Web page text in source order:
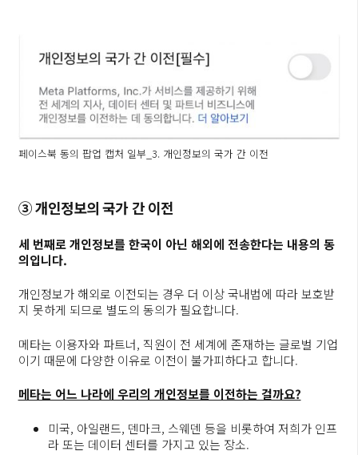
페이스북 동의 팝업 캡처 일부_3. 개인정보의 국가 간 이전
③ 개인정보의 국가 간 이전
세 번째로 개인정보를 한국이 아닌 해외에 전송한다는 내용의 동
의입니다.
개인정보가 해외로 이전되는 경우 더 이상 국내법에 따라 보호받
지 못하게 되므로 별도의 동의가 필요합니다.
메타는 이용자와 파트너, 직원이 전 세계에 존재하는 글로벌 기업
이기 때문에 다양한 이유로 이전이 불가피하다고 합니다.
메타는 어느 나라에 우리의 개인정보를 이전하는 걸까요?
미국, 아일랜드, 덴마크, 스웨덴 등을 비롯하여 저희가 인프
라 또는 데이터 센터를 가지고 있는 장소.